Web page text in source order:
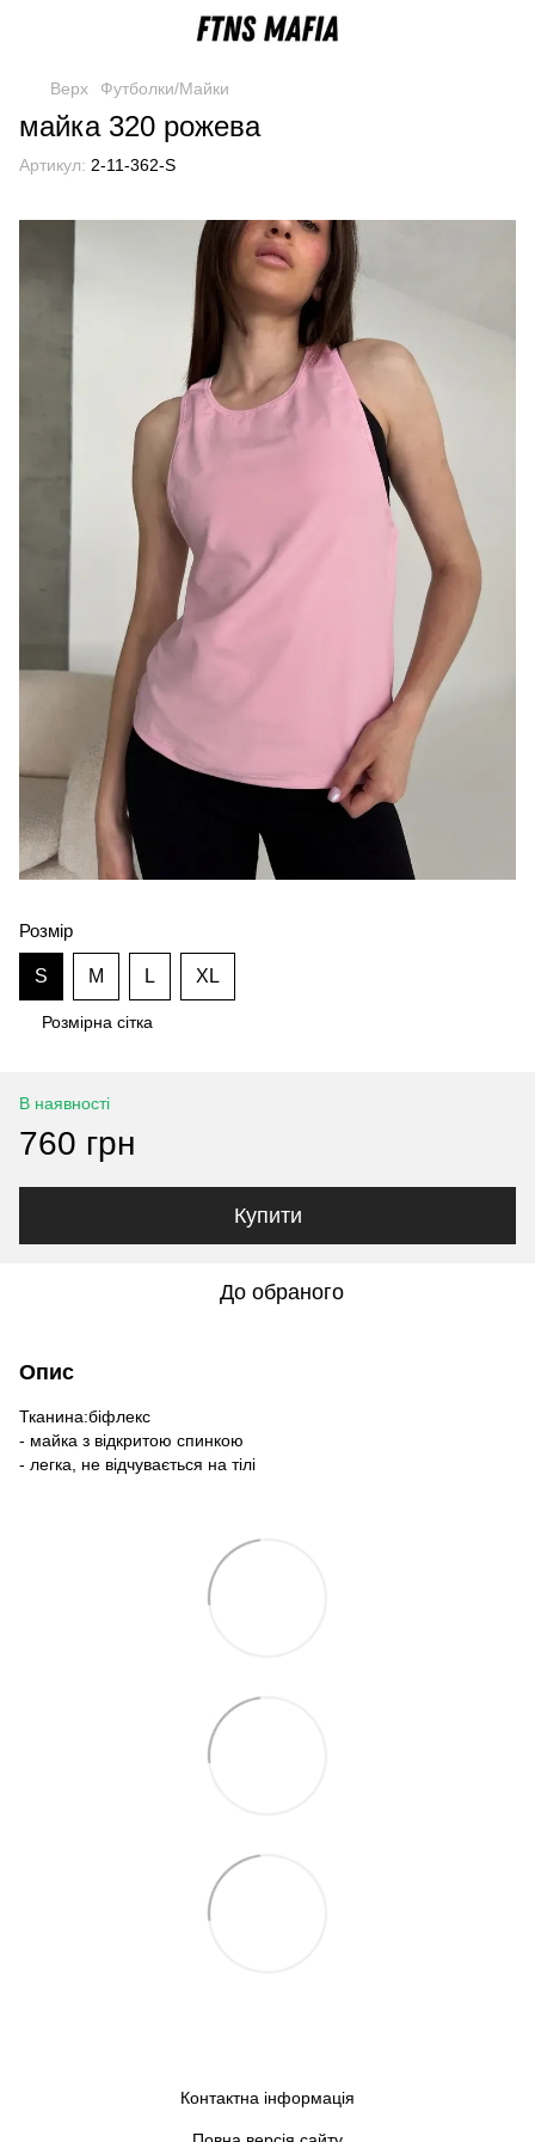
Верх Футболки/Майки
майка 320 рожева
Артикул: 2-11-362-S
Розмір
S M L XL
Розмірна сітка
В наявності
760 грн
Купити
До обраного
Опис
Тканина:біфлекс
- майка з відкритою спинкою
- легка, не відчувається на тілі
Контактна інформація